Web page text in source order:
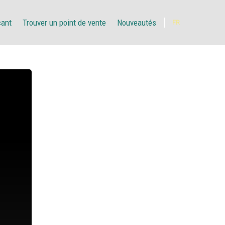
Trouver un point de vente Nouveautés FR